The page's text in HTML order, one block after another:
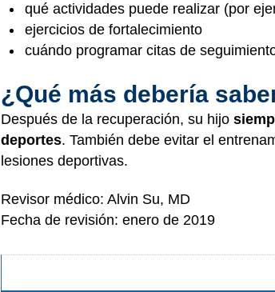
qué actividades puede realizar (por
ejercicios de fortalecimiento
cuándo programar citas de
¿Qué más debería
Después de la recuperación, su hijo
deportes. También debe evitar el
lesiones deportivas.
Revisor médico: Alvin Su, MD
Fecha de revisión: enero de 2019